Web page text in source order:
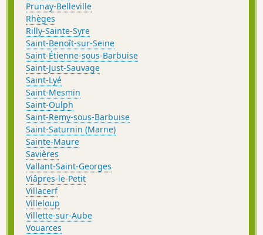
Prunay-Belleville
Rhèges
Rilly-Sainte-Syre
Saint-Benoît-sur-Seine
Saint-Étienne-sous-Barbuise
Saint-Just-Sauvage
Saint-Lyé
Saint-Mesmin
Saint-Oulph
Saint-Remy-sous-Barbuise
Saint-Saturnin (Marne)
Sainte-Maure
Savières
Vallant-Saint-Georges
Viâpres-le-Petit
Villacerf
Villeloup
Villette-sur-Aube
Vouarces